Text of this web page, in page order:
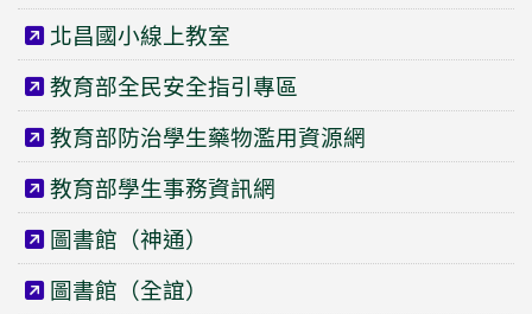
北昌國小線上教室
教育部全民安全指引專區
教育部防治學生藥物濫用資源網
教育部學生事務資訊網
圖書館（神通）
圖書館（全誼）